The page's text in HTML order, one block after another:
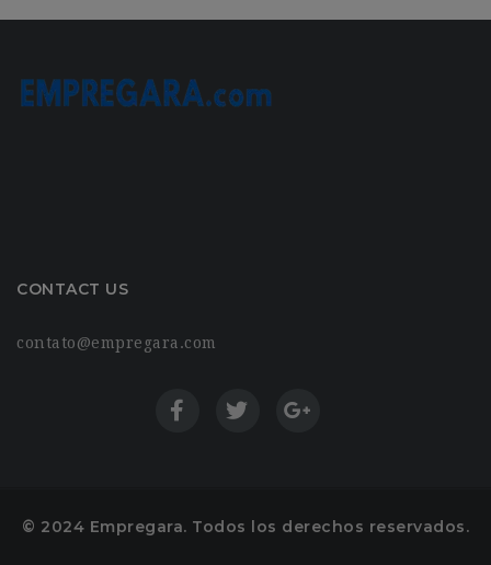
CONTACT US
contato@empregara.com
© 2024 Empregara. Todos los derechos reservados.